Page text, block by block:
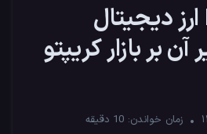
صندوق ETF ارز دیجیتال
بر بازار کریپتو
زمان خواندن: 10 دقیقه